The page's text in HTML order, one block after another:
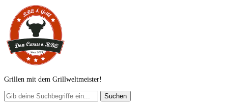
Grillen mit dem Grillweltmeister!